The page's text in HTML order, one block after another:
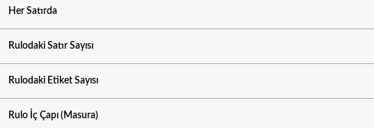
Her Satırda
Rulodaki Satır Sayısı
Rulodaki Etiket Sayısı
Rulo İç Çapı (Masura)